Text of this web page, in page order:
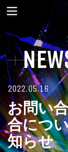
2022.05.16
お問い
合につ
知らせ